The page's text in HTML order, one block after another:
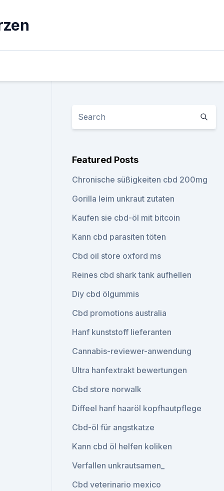
Featured Posts
Chronische süßigkeiten cbd 200mg
Gorilla leim unkraut zutaten
Kaufen sie cbd-öl mit bitcoin
Kann cbd parasiten töten
Cbd oil store oxford ms
Reines cbd shark tank aufhellen
Diy cbd ölgummis
Cbd promotions australia
Hanf kunststoff lieferanten
Cannabis-reviewer-anwendung
Ultra hanfextrakt bewertungen
Cbd store norwalk
Diffeel hanf haaröl kopfhautpflege
Cbd-öl für angstkatze
Kann cbd öl helfen koliken
Verfallen unkrautsamen_
Cbd veterinario mexico